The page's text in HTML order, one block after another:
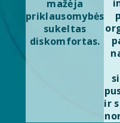
mažėja
priklausomybės
sukeltas
diskomfortas.
ir